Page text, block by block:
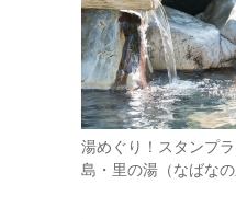
湯めぐり！スタンプ
島・里の湯（なばな